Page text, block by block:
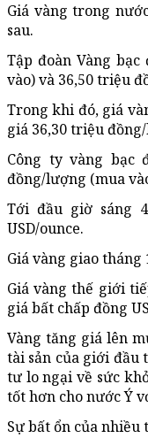
Giá vàng trong
sau.
Tập đoàn Vàng
vào) và 36,50 triệu
Trong khi đó, giá
giá 36,30 triệu
Công ty vàng bạc
đồng/lượng (mua
Tới đầu giờ sáng
USD/ounce.
Giá vàng giao tháng
Giá vàng thế giới
giá bất chấp đồng
Vàng tăng giá lên
tài sản của giới đầu
tư lo ngại về sức
tốt hơn cho nước Ý
Sự bất ổn của